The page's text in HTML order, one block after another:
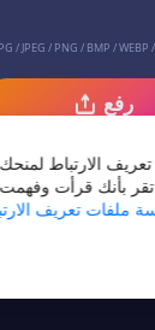
/ JPEG / PNG / BMP / WEBP
رفع
أحد هذه
الارتباط
تقر بأنك قرأت
ملفات تعريف